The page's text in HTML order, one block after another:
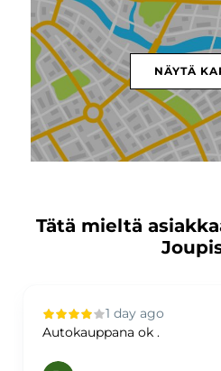
NÄYTÄ
Tätä mieltä
1 day ago
Autokauppana ok .